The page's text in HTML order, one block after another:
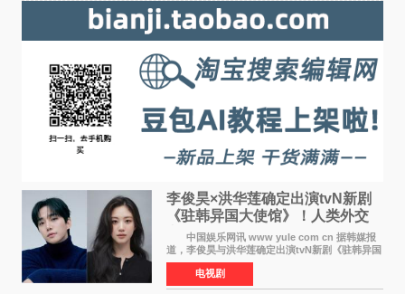
李俊昊×洪华莲确定出演tvN新剧
《驻韩异国大使馆》！人类外交
官与“龙”大使的奇幻
中国娱乐网讯 www yule com cn 据韩媒报
道，李俊昊与洪华莲确定出演tvN新剧《驻韩异国
大使馆》，分别担任男女主角，引发期待。
该剧讲述了一位因管理驻韩异国大使馆（负责管
理居住在大韩
电视剧